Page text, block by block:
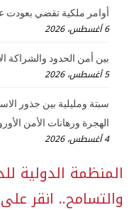
أوامر ملكية تقضي بعودت
6 أغسطس، 2026
بين أمن الحدود والشراكة
5 أغسطس، 2026
سبتة ومليلية بين جذور
الهجرة ورهانات الأمن
4 أغسطس، 2026
المنظمة الدولية
والتسامح.. انقر على